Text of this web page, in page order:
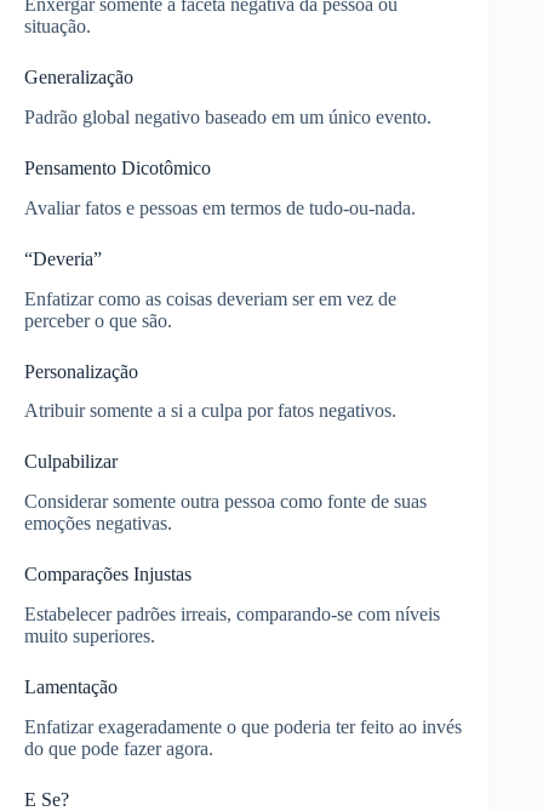
Enxergar somente a faceta negativa da pessoa ou
situação.
Generalização
Padrão global negativo baseado em um único evento.
Pensamento Dicotômico
Avaliar fatos e pessoas em termos de tudo-ou-nada.
“Deveria”
Enfatizar como as coisas deveriam ser em vez de
perceber o que são.
Personalização
Atribuir somente a si a culpa por fatos negativos.
Culpabilizar
Considerar somente outra pessoa como fonte de suas
emoções negativas.
Comparações Injustas
Estabelecer padrões irreais, comparando-se com níveis
muito superiores.
Lamentação
Enfatizar exageradamente o que poderia ter feito ao invés
do que pode fazer agora.
E Se?